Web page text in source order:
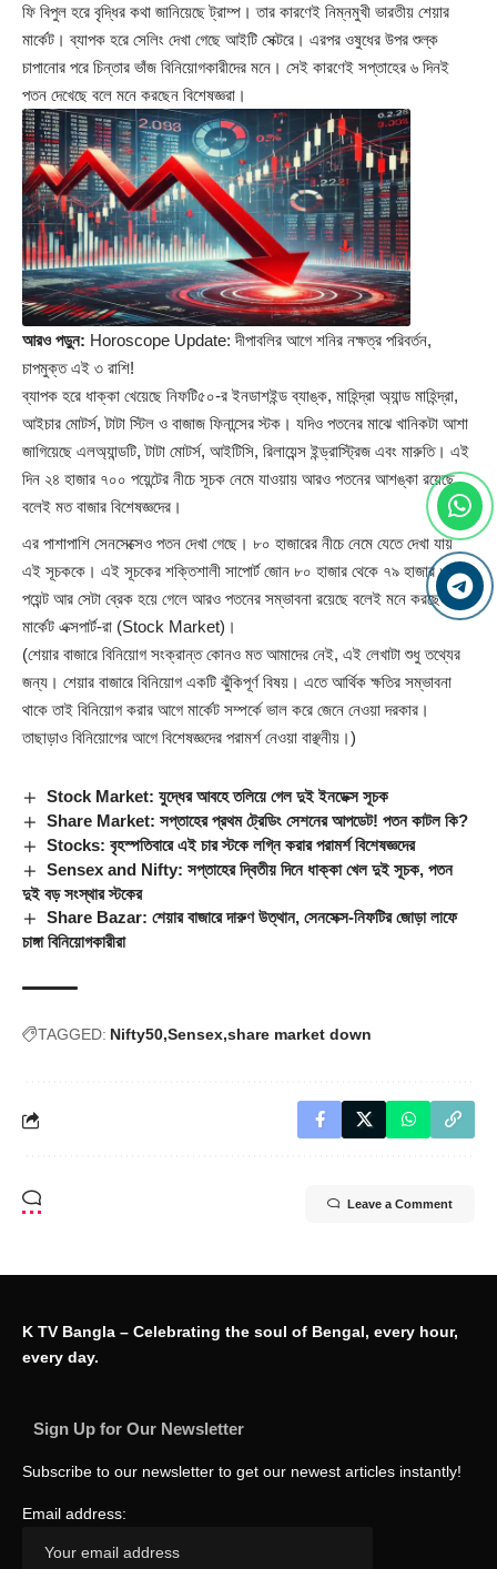
ফি বিপুল হরে বৃদ্ধির কথা জানিয়েছে ট্রাম্প। তার কারণেই নিম্নমুখী ভারতীয় শেয়ার
মার্কেট। ব্যাপক হরে সেলিং দেখা গেছে আইটি সেক্টরে। এরপর ওষুধের উপর শুল্ক
চাপানোর পরে চিন্তার ভাঁজ বিনিয়োগকারীদের মনে। সেই কারণেই সপ্তাহের ৬ দিনই
পতন দেখেছে বলে মনে করছেন বিশেষজ্ঞরা।
আরও পড়ুন: Horoscope Update: দীপাবলির আগে শনির নক্ষত্র পরিবর্তন,
চাপমুক্ত এই ৩ রাশি!
ব্যাপক হরে ধাক্কা খেয়েছে নিফটি৫০-র ইনডাশইন্ড ব্যাঙ্ক, মাহিন্দ্রা অ্যান্ড মাহিন্দ্রা,
আইচার মোটর্স, টাটা স্টিল ও বাজাজ ফিনান্সের স্টক। যদিও পতনের মাঝে খানিকটা আশা
জাগিয়েছে এলঅ্যান্ডটি, টাটা মোটর্স, আইটিসি, রিলায়েন্স ইন্ড্রাস্ট্রিজ এবং মারুতি। এই
দিন ২৪ হাজার ৭০০ পয়েন্টের নীচে সূচক নেমে যাওয়ায় আরও পতনের আশঙ্কা রয়েছে
বলেই মত বাজার বিশেষজ্ঞদের।
এর পাশাপাশি সেনসেক্সেও পতন দেখা গেছে। ৮০ হাজারের নীচে নেমে যেতে দেখা যায়
এই সূচককে। এই সূচকের শক্তিশালী সাপোর্ট জোন ৮০ হাজার থেকে ৭৯ হাজার ৮২৫
পয়েন্ট আর সেটা ব্রেক হয়ে গেলে আরও পতনের সম্ভাবনা রয়েছে বলেই মনে করছেন
মার্কেট এক্সপার্ট-রা (Stock Market)।
(শেয়ার বাজারে বিনিয়োগ সংক্রান্ত কোনও মত আমাদের নেই, এই লেখাটা শুধু তথ্যের
জন্য। শেয়ার বাজারে বিনিয়োগ একটি ঝুঁকিপূর্ণ বিষয়। এতে আর্থিক ক্ষতির সম্ভাবনা
থাকে তাই বিনিয়োগ করার আগে মার্কেট সম্পর্কে ভাল করে জেনে নেওয়া দরকার।
তাছাড়াও বিনিয়োগের আগে বিশেষজ্ঞদের পরামর্শ নেওয়া বাঞ্ছনীয়।)
Stock Market: যুদ্ধের আবহে তলিয়ে গেল দুই ইনডেক্স সূচক
Share Market: সপ্তাহের প্রথম ট্রেডিং সেশনের আপডেট! পতন কাটল কি?
Stocks: বৃহস্পতিবারে এই চার স্টকে লগ্নি করার পরামর্শ বিশেষজ্ঞদের
Sensex and Nifty: সপ্তাহের দ্বিতীয় দিনে ধাক্কা খেল দুই সূচক, পতন
দুই বড় সংস্থার স্টকের
Share Bazar: শেয়ার বাজারে দারুণ উত্থান, সেনসেক্স-নিফটির জোড়া লাফে
চাঙ্গা বিনিয়োগকারীরা
TAGGED: Nifty50 Sensex share market down
Leave a Comment
K TV Bangla – Celebrating the soul of Bengal, every hour,
every day.
Sign Up for Our Newsletter
Subscribe to our newsletter to get our newest articles instantly!
Email address: